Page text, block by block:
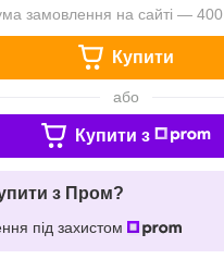
замовлення на сайті —
Купити
або
Купити з
з Пром?
під захистом